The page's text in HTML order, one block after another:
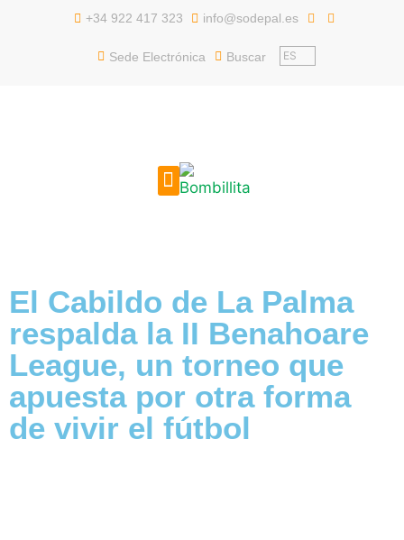
+34 922 417 323 info@sodepal.es
Sede Electrónica Buscar ES
El Cabildo de La Palma
respalda la II Benahoare
League, un torneo que
apuesta por otra forma
de vivir el fútbol